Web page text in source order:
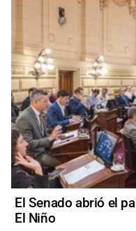
El Senado abrió el
El Niño